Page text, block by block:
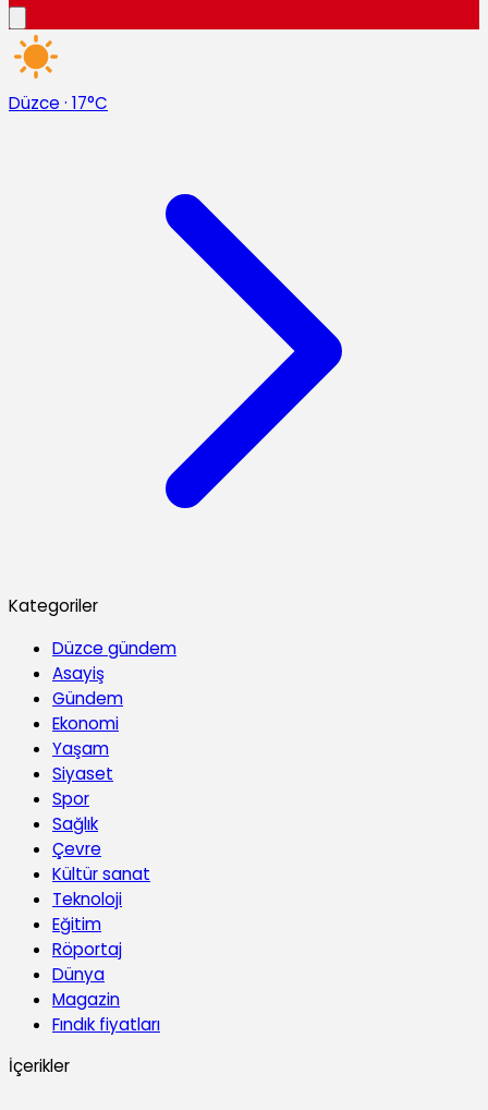
Düzce · 17°C
Kategoriler
Düzce gündem
Asayiş
Gündem
Ekonomi
Yaşam
Siyaset
Spor
Sağlık
Çevre
Kültür sanat
Teknoloji
Eğitim
Röportaj
Dünya
Magazin
Fındık fiyatları
İçerikler